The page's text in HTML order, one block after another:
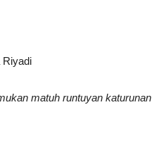
Riyadi
matuh runtuyan katurunan